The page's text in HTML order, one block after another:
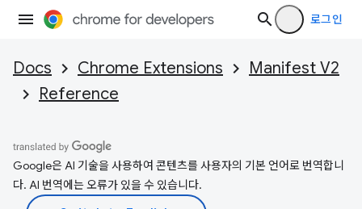
로그인
Docs Chrome Extensions
Manifest V2
Reference
Google은 AI 기술을 사용하여 콘텐츠를 사용자의 기본 언어로 번역합니
다. AI 번역에는 오류가 있을 수 있습니다.